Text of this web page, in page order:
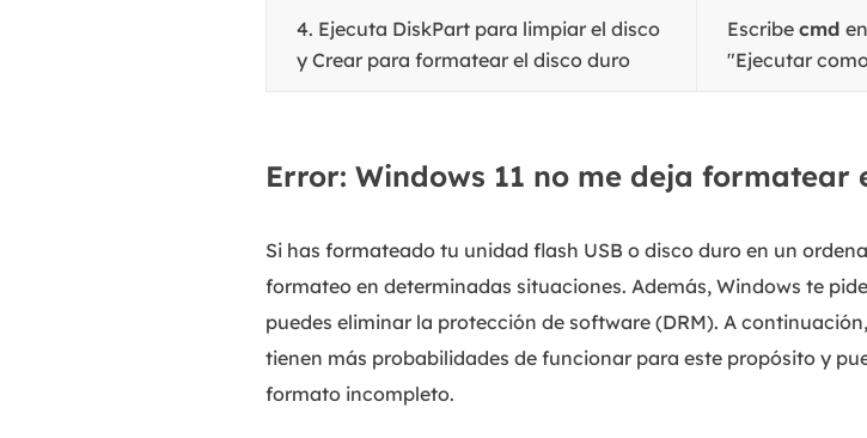
4. Ejecuta DiskPart para limpiar el disco
y Crear para formatear el disco duro
Escribe cmd
"Ejecutar
Error: Windows 11 no me deja formatear
Si has formateado tu unidad flash USB o disco duro en un
formateo en determinadas situaciones. Además, Windows te
puedes eliminar la protección de software (DRM). A
tienen más probabilidades de funcionar para este propósito y
formato incompleto.